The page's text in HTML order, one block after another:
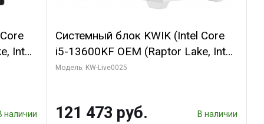
Intel
наличии
Системный блок KWIK (Intel Core
i5-13600KF OEM (Raptor Lake, Intel
7, C14 8EC/6PC/ 32 ГБ ОЗУ (2
3xDP / 960 ГБ SSD)
Модель: KW-Live0025
121 473 руб. В наличии